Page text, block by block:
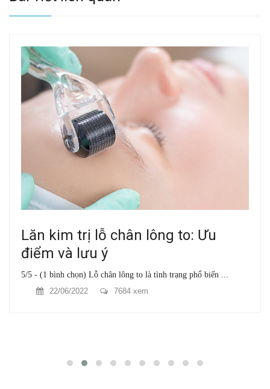
Lăn kim trị lỗ chân lông to: Ưu
điểm và lưu ý
5/5 - (1 bình chọn) Lỗ chân lông to là tình trạng phổ biến ...
22/06/2022
7684 xem